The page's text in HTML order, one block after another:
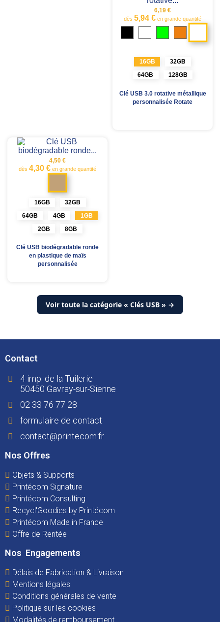
6,19 €
dès 5,94 € en grande quantité
vif
16GB
32GB
64GB
128GB
Clé USB 3.0 rotative métallique
personnalisée Rotate
4,50 €
dès 4,30 € en grande quantité
Marron
kraft
16GB
32GB
64GB
4GB
1GB
2GB
8GB
Clé USB biodégradable ronde
en plastique de maïs
personnalisée
Voir toute la catégorie « Clés USB » →
Contact
4 imp. de la Tuilerie
50450 Gavray-sur-Sienne
02 33 76 77 28
formulaire de contact
contact@printecom.fr
Nos Offres
Objets & Supports
Printécom Signature
Printécom Consulting
Recycl'Goodies by Printécom
Printécom Made in France
Offre de Rentée
Nos Engagements
Délais de Fabrication & Livraison
Mentions légales
Conditions générales de vente
Politique sur les cookies
Modalités de remboursement